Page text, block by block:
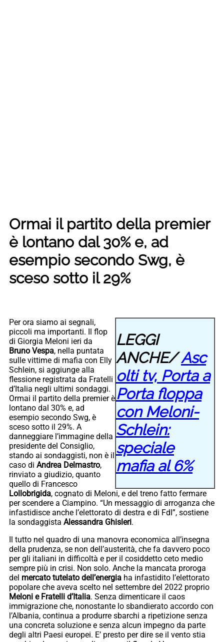
Ormai il partito della premier
è lontano dal 30% e, ad
esempio secondo Swg, è
sceso sotto il 29%
LEGGI
ANCHE/Asc
olti tv, Porta a
Porta floppa
con Meloni-
Schlein:
speciale
mafia al 6%
Per ora siamo ai segnali,
piccoli ma importanti. Il flop
di Giorgia Meloni ieri da
Bruno Vespa, nella puntata
sulle vittime di mafia con Elly
Schlein, si aggiunge alla
flessione registrata da Fratelli
d’Italia negli ultimi sondaggi.
Ormai il partito della premier è
lontano dal 30% e, ad
esempio secondo Swg, è
sceso sotto il 29%. A
danneggiare l’immagine della
presidente del Consiglio,
stando ai sondaggisti, non è il
caso di Andrea Delmastro,
rinviato a giudizio, quanto
quello di Francesco
Lollobrigida, cognato di Meloni, e del treno fatto fermare
per scendere a Ciampino. “Un messaggio di arroganza che
infastidisce anche l’elettorato di destra e di FdI”, sostiene
la sondaggista Alessandra Ghisleri.
Il tutto nel quadro di una manovra economica all’insegna
della prudenza, se non dell’austerità, che fa davvero poco
per gli italiani in difficoltà e per il cosiddetto ceto medio
sempre più in crisi. Non solo. Anche la mancata proroga
del mercato tutelato dell’energia ha infastidito l’elettorato
popolare che aveva scelto nel settembre del 2022 proprio
Meloni e Fratelli d’Italia. Senza dimenticare il caos
immigrazione che, nonostante lo sbandierato accordo con
l’Albania, continua a produrre sbarchi a ripetizione senza
una concreta soluzione e senza alcun impegno da parte
degli altri Paesi europei. E’ presto per dire se il vento stia